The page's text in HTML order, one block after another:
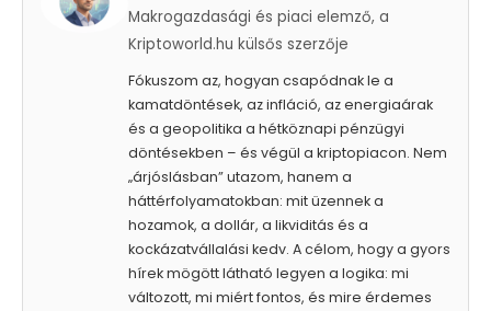
Makrogazdasági és piaci elemző, a
Kriptoworld.hu külsős szerzője
Fókuszom az, hogyan csapódnak le a
kamatdöntések, az infláció, az energiaárak
és a geopolitika a hétköznapi pénzügyi
döntésekben – és végül a kriptopiacon. Nem
„árjóslásban” utazom, hanem a
háttérfolyamatokban: mit üzennek a
hozamok, a dollár, a likviditás és a
kockázatvállalási kedv. A célom, hogy a gyors
hírek mögött látható legyen a logika: mi
változott, mi miért fontos, és mire érdemes